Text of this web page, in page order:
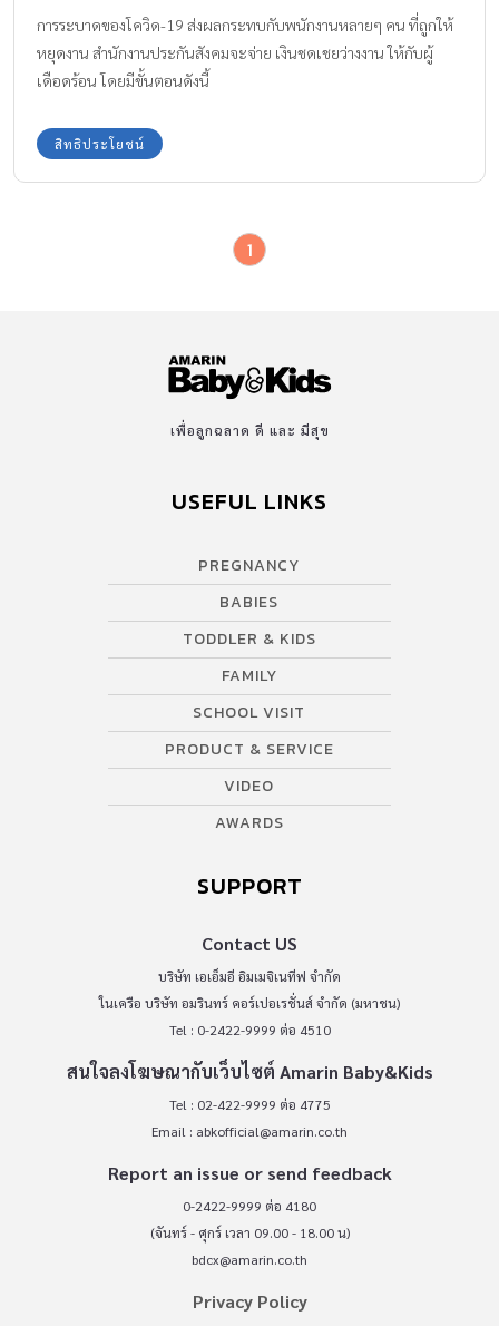
การระบาดของโควิด-19 ส่งผลกระทบกับพนักงานหลายๆ คน ที่ถูกให้
หยุดงาน สำนักงานประกันสังคมจะจ่าย เงินชดเชยว่างงาน ให้กับผู้
เดือดร้อน โดยมีขั้นตอนดังนี้
สิทธิประโยชน์
1
เพื่อลูกฉลาด ดี และ มีสุข
USEFUL LINKS
PREGNANCY
BABIES
TODDLER & KIDS
FAMILY
SCHOOL VISIT
PRODUCT & SERVICE
VIDEO
AWARDS
SUPPORT
Contact US
บริษัท เอเอ็มอี อิมเมจิเนทีฟ จำกัด
ในเครือ บริษัท อมรินทร์ คอร์เปอเรชั่นส์ จำกัด (มหาชน)
Tel : 0-2422-9999 ต่อ 4510
สนใจลงโฆษณากับเว็บไซต์ Amarin Baby&Kids
Tel : 02-422-9999 ต่อ 4775
Email : abkofficial@amarin.co.th
Report an issue or send feedback
0-2422-9999 ต่อ 4180
(จันทร์ - ศุกร์ เวลา 09.00 - 18.00 น)
bdcx@amarin.co.th
Privacy Policy